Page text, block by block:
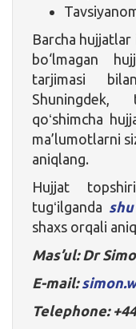
Barcha
bo‘lmagan
tarjimasi
Shuningdek,
qoʻshimcha
ma’lumotlarni
aniqlang.
Hujjat
tugʻilganda
shaxs orqali
Mas’ul: Dr
E-mail:
Telephone: